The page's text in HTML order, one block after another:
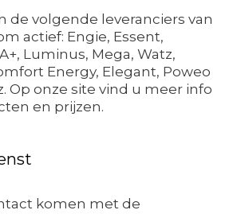
de volgende leveranciers van
actief: Engie, Essent,
Luminus, Mega, Watz,
Energy, Elegant, Poweo
Op onze site vind u meer info
en prijzen.
komen met de